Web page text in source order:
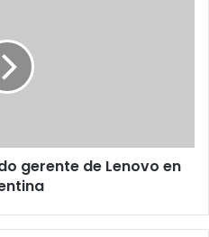
gerente de Lenovo en